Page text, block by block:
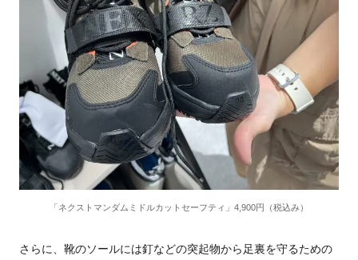
「ネクストマンダムミドルカットセーフティ」4,900円（税込み）
さらに、靴のソールには釘などの突起物から足裏を守るための